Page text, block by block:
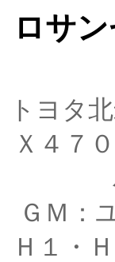
ロサ
トヨタ
Ｘ４７
ＧＭ：
Ｈ１・